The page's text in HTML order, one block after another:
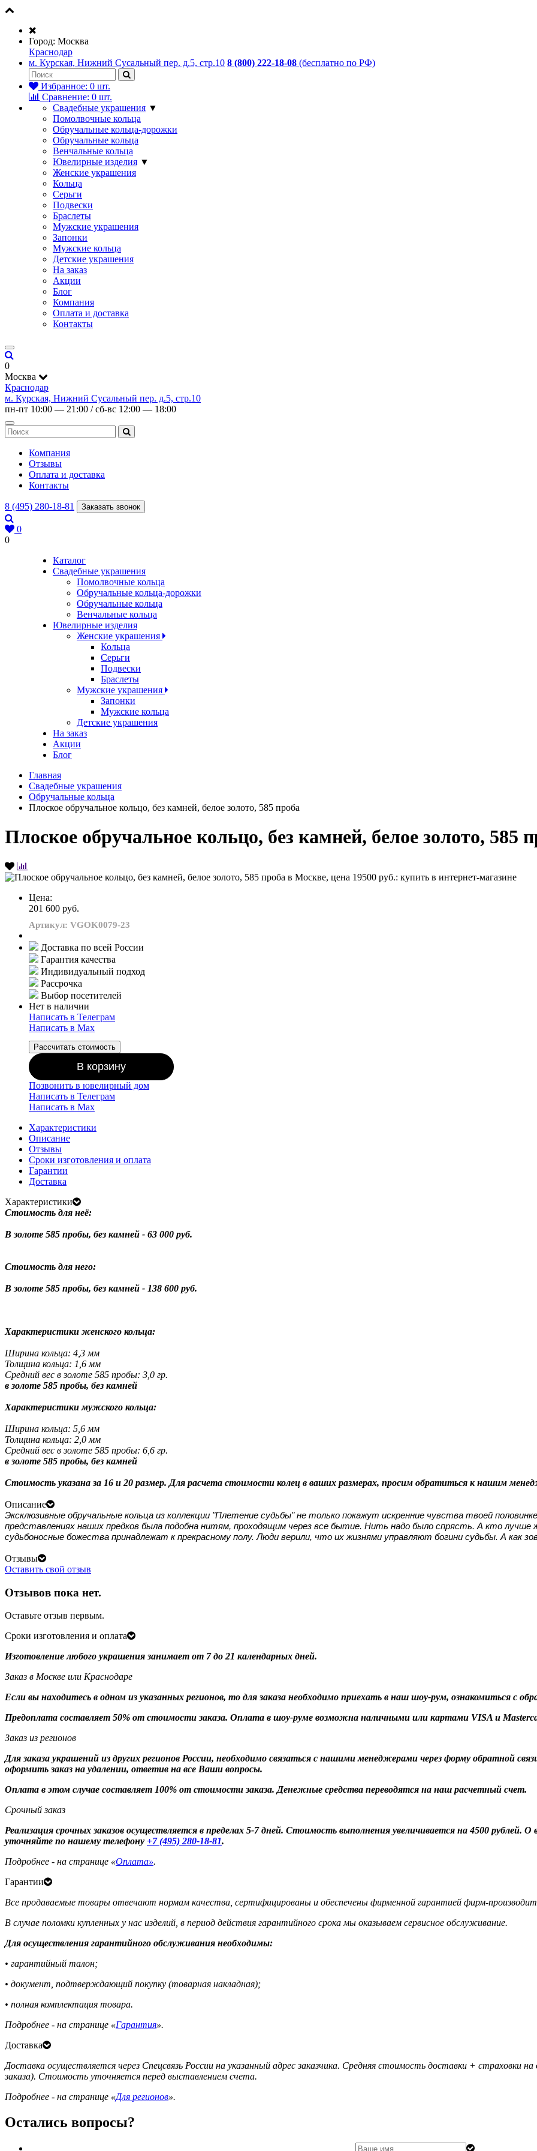
Город: Москва
Краснодар
м. Курская, Нижний Сусальный пер. д.5, стр.10 8 (800) 222-18-08 (бесплатно по РФ)
Избранное: 0 шт.
Сравнение: 0 шт.
Свадебные украшения ▼
Помолвочные кольца
Обручальные кольца-дорожки
Обручальные кольца
Венчальные кольца
Ювелирные изделия ▼
Женские украшения
Кольца
Серьги
Подвески
Браслеты
Мужские украшения
Запонки
Мужские кольца
Детские украшения
На заказ
Акции
Блог
Компания
Оплата и доставка
Контакты
0
Москва
Краснодар
м. Курская, Нижний Сусальный пер. д.5, стр.10
пн-пт 10:00 — 21:00 / сб-вс 12:00 — 18:00
Компания
Отзывы
Оплата и доставка
Контакты
8 (495) 280-18-81 Заказать звонок
0
0
Каталог
Свадебные украшения
Помолвочные кольца
Обручальные кольца-дорожки
Обручальные кольца
Венчальные кольца
Ювелирные изделия
Женские украшения
Кольца
Серьги
Подвески
Браслеты
Мужские украшения
Запонки
Мужские кольца
Детские украшения
На заказ
Акции
Блог
Главная
Свадебные украшения
Обручальные кольца
Плоское обручальное кольцо, без камней, белое золото, 585 проба
Плоское обручальное кольцо, без камней, белое золото, 585
Цена:
201 600 руб.
Артикул: VGOK0079-23
Доставка по всей России
Гарантия качества
Индивидуальный подход
Рассрочка
Выбор посетителей
Нет в наличии
Написать в Телеграм
Написать в Мах
Рассчитать стоимость
В корзину
Позвонить в ювелирный дом
Написать в Телеграм
Написать в Мах
Характеристики
Описание
Отзывы
Сроки изготовления и оплата
Гарантии
Доставка
Характеристики
Стоимость для неё:
В золоте 585 пробы, без камней - 63 000 руб.
Стоимость для него:
В золоте 585 пробы, без камней - 138 600 руб.
Характеристики женского кольца:
Ширина кольца: 4,3 мм
Толщина кольца: 1,6 мм
Средний вес в золоте 585 пробы: 3,0 гр.
в золоте 585 пробы, без камней
Характеристики мужского кольца:
Ширина кольца: 5,6 мм
Толщина кольца: 2,0 мм
Средний вес в золоте 585 пробы: 6,6 гр.
в золоте 585 пробы, без камней
Стоимость указана за 16 и 20 размер. Для расчета стоимости колец в ваших размерах, просим обратиться к нашим
Описание
Эксклюзивные обручальные кольца из коллекции "Плетение судьбы" не только покажут искренние чувства твоей
представлениях наших предков была подобна нитям, проходящим через все бытие. Нить надо было спрясть. А кто
судьбоносные божества принадлежат к прекрасному полу. Люди верили, что их жизнями управляют богини судьбы. А как
Отзывы
Оставить свой отзыв
Отзывов пока нет.
Оставьте отзыв первым.
Сроки изготовления и оплата
Изготовление любого украшения занимает от 7 до 21 календарных дней.
Заказ в Москве или Краснодаре
Если вы находитесь в одном из указанных регионов, то для заказа необходимо приехать в наш шоу-рум, ознакомиться с
Предоплата составляет 50% от стоимости заказа. Оплата в шоу-руме возможна наличными или картами VISA и
Заказ из регионов
Для заказа украшений из других регионов России, необходимо связаться с нашими менеджерами через форму обратной
оформить заказ на удалении, ответив на все Ваши вопросы.
Оплата в этом случае составляет 100% от стоимости заказа. Денежные средства переводятся на наш расчетный счет.
Срочный заказ
Реализация срочных заказов осуществляется в пределах 5-7 дней. Стоимость выполнения увеличивается на 4500 рублей.
уточняйте по нашему телефону +7 (495) 280-18-81.
Подробнее - на странице «Оплата».
Гарантии
Все продаваемые товары отвечают нормам качества, сертифицированы и обеспечены фирменной гарантией фирм-
В случае поломки купленных у нас изделий, в период действия гарантийного срока мы оказываем сервисное обслуживание.
Для осуществления гарантийного обслуживания необходимы:
• гарантийный талон;
• документ, подтверждающий покупку (товарная накладная);
• полная комплектация товара.
Подробнее - на странице «Гарантия».
Доставка
Доставка осуществляется через Спецсвязь России на указанный адрес заказчика. Средняя стоимость доставки + страховки
заказа). Стоимость уточняется перед выставлением счета.
Подробнее - на странице «Для регионов».
Остались вопросы?